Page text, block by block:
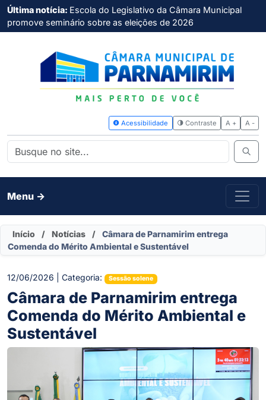
Última notícia: Escola do Legislativo da Câmara Municipal
promove seminário sobre as eleições de 2026
Menu ->
Início / Notícias /
Câmara de Parnamirim entrega
Comenda do Mérito Ambiental e Sustentável
12/06/2026 | Categoria: Sessão solene
Câmara de Parnamirim entrega
Comenda do Mérito Ambiental e
Sustentável